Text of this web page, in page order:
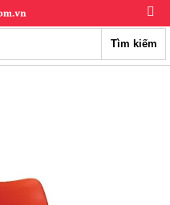
Tìm kiếm